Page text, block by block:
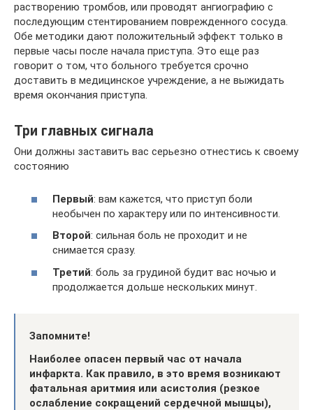
растворению тромбов, или проводят ангиографию с
последующим стентированием поврежденного сосуда.
Обе методики дают положительный эффект только в
первые часы после начала приступа. Это еще раз
говорит о том, что больного требуется срочно
доставить в медицинское учреждение, а не выжидать
время окончания приступа.
Три главных сигнала
Они должны заставить вас серьезно отнестись к своему
состоянию
Первый: вам кажется, что приступ боли
необычен по характеру или по интенсивности.
Второй: сильная боль не проходит и не
снимается сразу.
Третий: боль за грудиной будит вас ночью и
продолжается дольше нескольких минут.
Запомните!
Наиболее опасен первый час от начала
инфаркта. Как правило, в это время возникают
фатальная аритмия или асистолия (резкое
ослабление сокращений сердечной мышцы),